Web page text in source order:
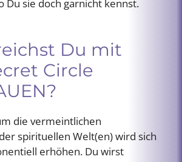
Du sie doch garnicht kennst.
Du mit
Circle
die vermeintlichen
spirituellen Welt(en) wird sich
erhöhen. Du wirst